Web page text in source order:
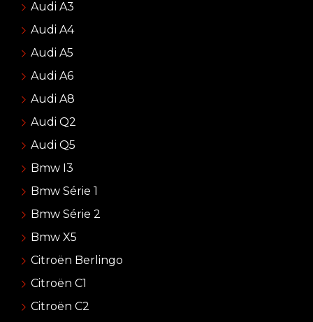
Audi A3
Audi A4
Audi A5
Audi A6
Audi A8
Audi Q2
Audi Q5
Bmw I3
Bmw Série 1
Bmw Série 2
Bmw X5
Citroën Berlingo
Citroën C1
Citroën C2